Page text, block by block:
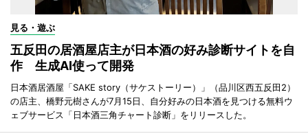
見る・遊ぶ
五反田の居酒屋店主が日本酒の好み診断サイトを自
作 生成AI使って開発
日本酒居酒屋「SAKE story（サケストーリー）」（品川区西五反田2）
の店主、橋野元樹さんが7月15日、自分好みの日本酒を見つける無料ウ
ェブサービス「日本酒三角チャート診断」をリリースした。